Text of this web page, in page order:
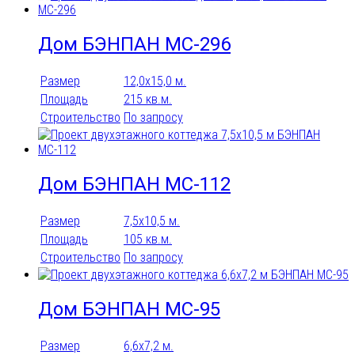
Дом БЭНПАН МС-296
Размер
12,0х15,0 м.
Площадь
215 кв.м.
Строительство По запросу
Дом БЭНПАН МС-112
Размер
7,5х10,5 м.
Площадь
105 кв.м.
Строительство По запросу
Дом БЭНПАН МС-95
Размер
6,6х7,2 м.